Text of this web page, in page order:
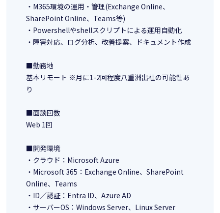
・M365環境の運用・管理(Exchange Online、
SharePoint Online、Teams等)
・Powershellやshellスクリプトによる運用自動化
・障害対応、ログ分析、改善提案、ドキュメント作成
■勤務地
基本リモート ※月に1-2回程度八重洲出社の可能性あ
り
■面談回数
Web 1回
■開発環境
・クラウド：Microsoft Azure
・Microsoft 365：Exchange Online、SharePoint
Online、Teams
・ID／認証：Entra ID、Azure AD
・サーバーOS：Windows Server、Linux Server